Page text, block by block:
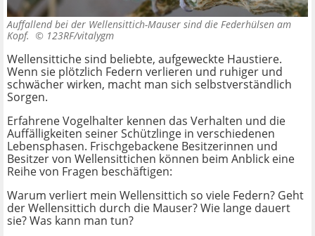
Auffallend bei der Wellensittich-Mauser sind die Federhülsen am
Kopf. © 123RF/vitalygm
Wellensittiche sind beliebte, aufgeweckte Haustiere.
Wenn sie plötzlich Federn verlieren und ruhiger und
schwächer wirken, macht man sich selbstverständlich
Sorgen.
Erfahrene Vogelhalter kennen das Verhalten und die
Auffälligkeiten seiner Schützlinge in verschiedenen
Lebensphasen. Frischgebackene Besitzerinnen und
Besitzer von Wellensittichen können beim Anblick eine
Reihe von Fragen beschäftigen:
Warum verliert mein Wellensittich so viele Federn? Geht
der Wellensittich durch die Mauser? Wie lange dauert
sie? Was kann man tun?